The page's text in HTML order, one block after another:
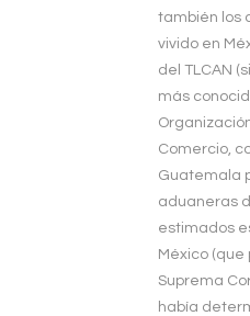
también los
vivido en
del TLCAN
más
Comercio,
Guatemala
aduaneras
estimados
México
Suprema
había